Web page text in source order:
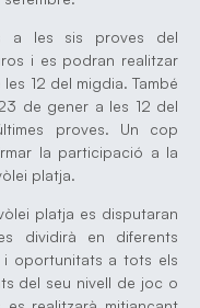
a les sis proves del
i es podran realitzar
12 del migdia. També
de gener a les 12 del
proves. Un cop
la participació a la
platja.
platja es disputaran
dividirà en diferents
oportunitats a tots els
del seu nivell de joc o